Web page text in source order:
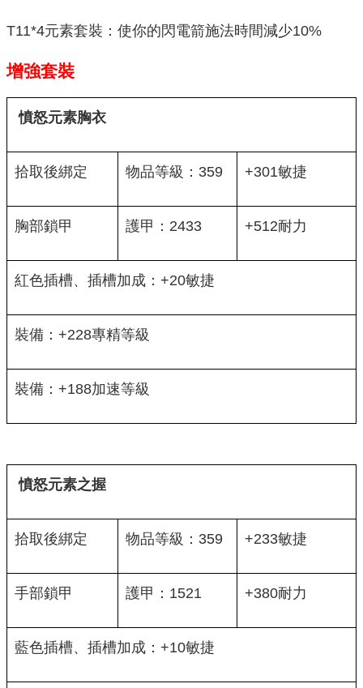
T11*4元素套裝：使你的閃電箭施法時間減少10%
增強套裝
憤怒元素胸衣
拾取後綁定 物品等級：359 +301敏捷
胸部鎖甲 護甲：2433 +512耐力
紅色插槽、插槽加成：+20敏捷
裝備：+228專精等級
裝備：+188加速等級
憤怒元素之握
拾取後綁定 物品等級：359 +233敏捷
手部鎖甲 護甲：1521 +380耐力
藍色插槽、插槽加成：+10敏捷